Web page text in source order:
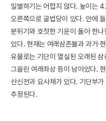
일별하기는 어렵지 않다. 높이는
오른쪽으로 굴법당이 있다. 안에
분위기와 호젓한 기운이 돌아 한
있다. 현재는 여래삼존불과 과거·
유물로는 기단이 멸실된 오래된
그을린 여래좌상 등이 남아있다.
산신전과 요사채가 있다. 기단부
추정된다.